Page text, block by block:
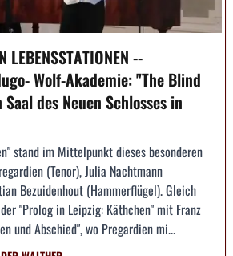
LEBENSSTATIONEN --
Wolf-Akademie: "The Blind
des Neuen Schlosses in
stand im Mittelpunkt dieses besonderen
(Tenor), Julia Nachtmann
Bezuidenhout (Hammerflügel). Gleich
"Prolog in Leipzig: Käthchen" mit Franz
und Abschied", wo Pregardien mi...